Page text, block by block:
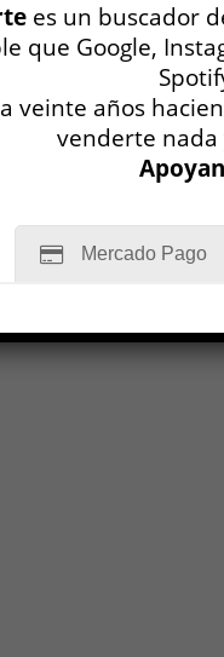
de niño.
versión »
es un buscador
que Google,
veinte años
venderte nada
Mercado Pago